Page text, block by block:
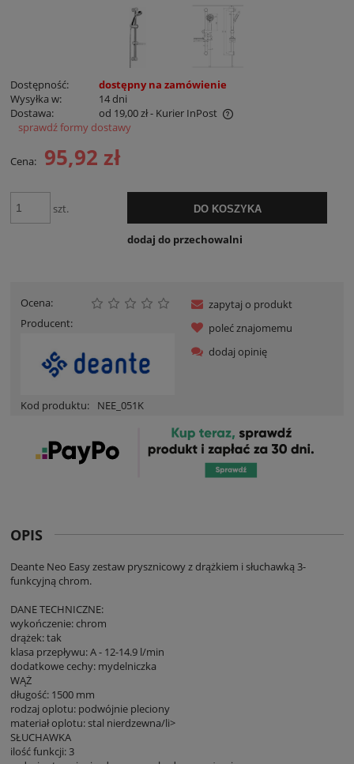
Dostępność:
dostępny na zamówienie
Wysyłka w:
14 dni
Dostawa:
od 19,00 zł- Kurier InPost
Cena nie zawiera ewentualnych kosztów płatności
sprawdź formy dostawy
Cena: 95,92 zł
szt. DO KOSZYKA
dodaj do przechowalni
Ocena:
Producent:
Kod produktu: NEE_051K
zapytaj o produkt
poleć znajomemu
dodaj opinię
OPIS
Deante Neo Easy zestaw prysznicowy z drążkiem i słuchawką 3-
funkcyjną chrom.
DANE TECHNICZNE:
wykończenie: chrom
drążek: tak
klasa przepływu: A - 12-14.9 l/min
dodatkowe cechy: mydelniczka
WĄŻ
długość: 1500 mm
rodzaj oplotu: podwójnie pleciony
materiał oplotu: stal nierdzewna/li>
SŁUCHAWKA
ilość funkcji: 3